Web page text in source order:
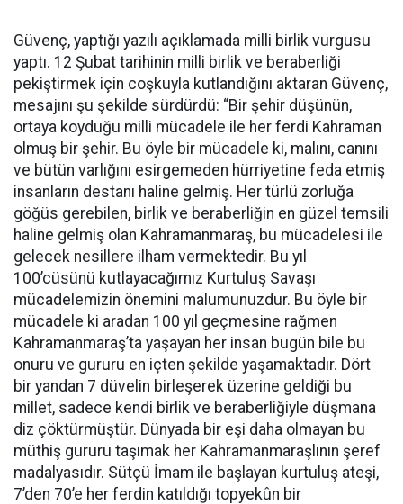
Güvenç, yaptığı yazılı açıklamada milli birlik vurgusu
yaptı. 12 Şubat tarihinin milli birlik ve beraberliği
pekiştirmek için coşkuyla kutlandığını aktaran Güvenç,
mesajını şu şekilde sürdürdü: “Bir şehir düşünün,
ortaya koyduğu milli mücadele ile her ferdi Kahraman
olmuş bir şehir. Bu öyle bir mücadele ki, malını, canını
ve bütün varlığını esirgemeden hürriyetine feda etmiş
insanların destanı haline gelmiş. Her türlü zorluğa
göğüs gerebilen, birlik ve beraberliğin en güzel temsili
haline gelmiş olan Kahramanmaraş, bu mücadelesi ile
gelecek nesillere ilham vermektedir. Bu yıl
100’cüsünü kutlayacağımız Kurtuluş Savaşı
mücadelemizin önemini malumunuzdur. Bu öyle bir
mücadele ki aradan 100 yıl geçmesine rağmen
Kahramanmaraş’ta yaşayan her insan bugün bile bu
onuru ve gururu en içten şekilde yaşamaktadır. Dört
bir yandan 7 düvelin birleşerek üzerine geldiği bu
millet, sadece kendi birlik ve beraberliğiyle düşmana
diz çöktürmüştür. Dünyada bir eşi daha olmayan bu
müthiş gururu taşımak her Kahramanmaraşlının şeref
madalyasıdır. Sütçü İmam ile başlayan kurtuluş ateşi,
7’den 70’e her ferdin katıldığı topyekûn bir